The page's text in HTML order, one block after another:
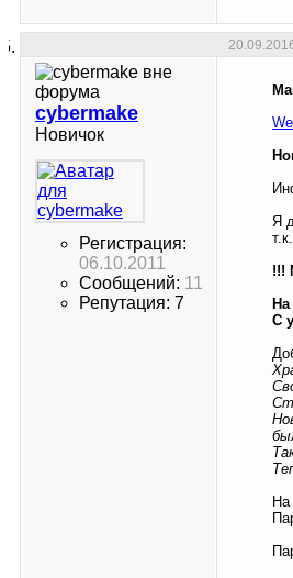
cybermake
Новичок
Регистрация:
06.10.2011
Сообщений: 11
Репутация: 7
Я
!!!
С
На